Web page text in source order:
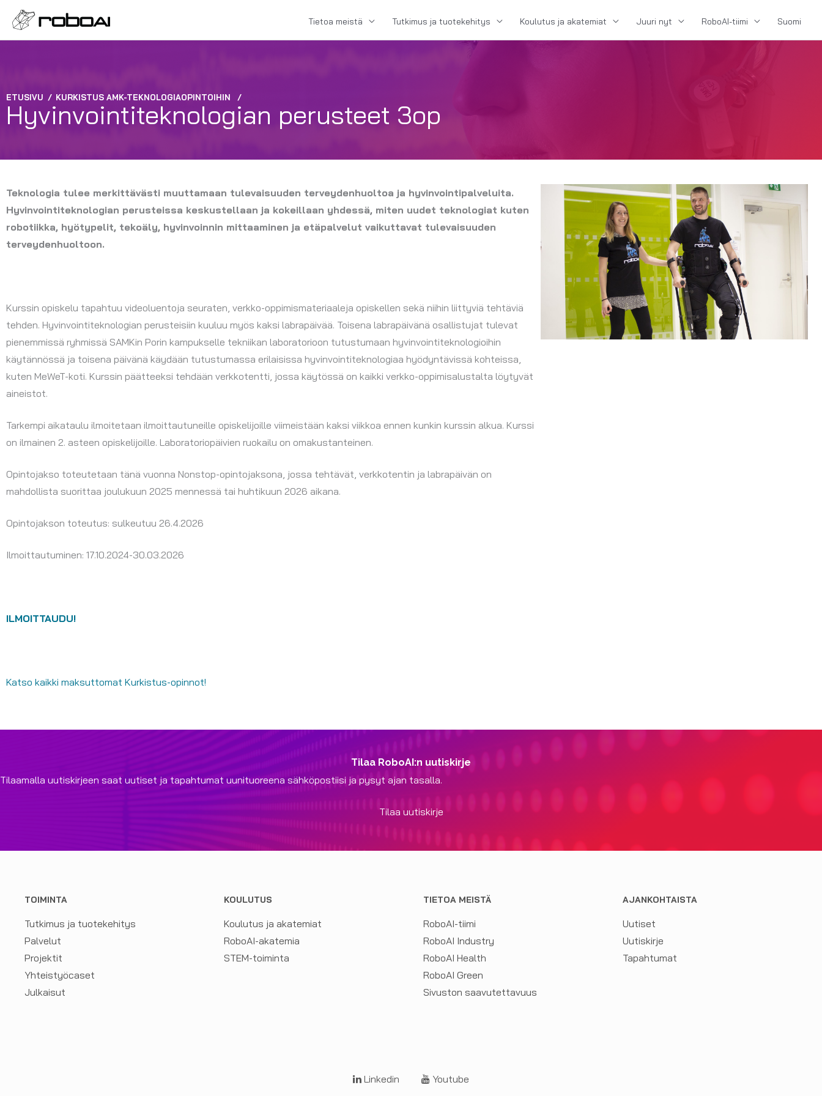
Tietoa meistä Tutkimus ja tuotekehitys Koulutus ja akatemiat Juuri nyt RoboAI-tiimi Suomi
ETUSIVU / KURKISTUS AMK-TEKNOLOGIAOPINTOIHIN /
Hyvinvointiteknologian perusteet 3op
Teknologia tulee merkittävästi muuttamaan tulevaisuuden terveydenhuoltoa ja hyvinvointipalveluita.
Hyvinvointiteknologian perusteissa keskustellaan ja kokeillaan yhdessä, miten uudet teknologiat kuten
robotiikka, hyötypelit, tekoäly, hyvinvoinnin mittaaminen ja etäpalvelut vaikuttavat tulevaisuuden
terveydenhuoltoon.
Kurssin opiskelu tapahtuu videoluentoja seuraten, verkko-oppimismateriaaleja opiskellen sekä niihin liittyviä tehtäviä
tehden. Hyvinvointiteknologian perusteisiin kuuluu myös kaksi labrapäivää. Toisena labrapäivänä osallistujat tulevat
pienemmissä ryhmissä SAMKin Porin kampukselle tekniikan laboratorioon tutustumaan hyvinvointiteknologioihin
käytännössä ja toisena päivänä käydään tutustumassa erilaisissa hyvinvointiteknologiaa hyödyntävissä kohteissa,
kuten MeWeT-koti. Kurssin päätteeksi tehdään verkkotentti, jossa käytössä on kaikki verkko-oppimisalustalta löytyvät
aineistot.
Tarkempi aikataulu ilmoitetaan ilmoittautuneille opiskelijoille viimeistään kaksi viikkoa ennen kunkin kurssin alkua. Kurssi
on ilmainen 2. asteen opiskelijoille. Laboratoriopäivien ruokailu on omakustanteinen.
Opintojakso toteutetaan tänä vuonna Nonstop-opintojaksona, jossa tehtävät, verkkotentin ja labrapäivän on
mahdollista suorittaa joulukuun 2025 mennessä tai huhtikuun 2026 aikana.
Opintojakson toteutus: sulkeutuu 26.4.2026
Ilmoittautuminen: 17.10.2024-30.03.2026
ILMOITTAUDU!
Katso kaikki maksuttomat Kurkistus-opinnot!
Tilaa RoboAI:n uutiskirje
Tilaamalla uutiskirjeen saat uutiset ja tapahtumat uunituoreena sähköpostiisi ja pysyt ajan tasalla.
Tilaa uutiskirje
TOIMINTA
Tutkimus ja tuotekehitys
Palvelut
Projektit
Yhteistyöcaset
Julkaisut
KOULUTUS
Koulutus ja akatemiat
RoboAI-akatemia
STEM-toiminta
TIETOA MEISTÄ
RoboAI-tiimi
RoboAI Industry
RoboAI Health
RoboAI Green
Sivuston saavutettavuus
AJANKOHTAISTA
Uutiset
Uutiskirje
Tapahtumat
Linkedin Youtube